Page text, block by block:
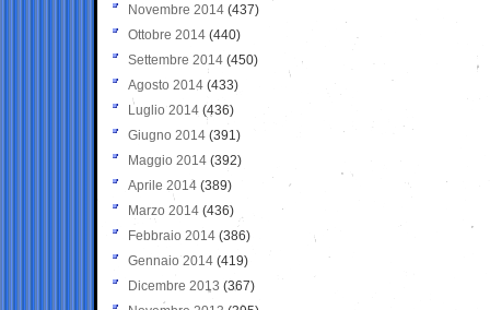
Novembre 2014 (437)
Ottobre 2014 (440)
Settembre 2014 (450)
Agosto 2014 (433)
Luglio 2014 (436)
Giugno 2014 (391)
Maggio 2014 (392)
Aprile 2014 (389)
Marzo 2014 (436)
Febbraio 2014 (386)
Gennaio 2014 (419)
Dicembre 2013 (367)